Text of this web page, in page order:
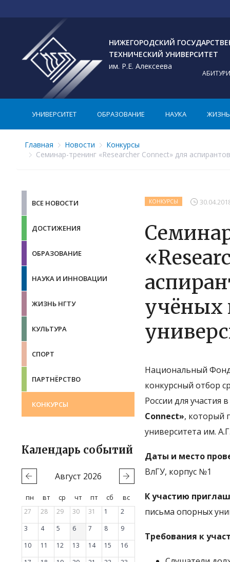
НИЖЕГОРОДСКИЙ
ТЕХНИЧЕСКИЙ УНИВЕРСИТЕТ
им. Р.Е. Алексеева
УНИВЕРСИТЕТ ОБРАЗОВАНИЕ НАУКА ЖИЗНЬ
Главная Новости
Конкурсы
Семинар-тренинг «Researcher Connect» для
ВСЕ НОВОСТИ
ДОСТИЖЕНИЯ
ОБРАЗОВАНИЕ
НАУКА И ИННОВАЦИИ
ЖИЗНЬ НГТУ
КУЛЬТУРА
СПОРТ
ПАРТНЁРСТВО
КОНКУРСЫ
Календарь событий
Август 2026
пн вт ср чт пт сб
вс
27
28 29 30 31 1
2
3
4 5 6 7 8
9
10
11 12 13 14 15
16
КОНКУРСЫ
учёных
Национальный Фонд
конкурсный отбор
России для участия в
Connect», который
университета им.
Даты и место
ВлГУ, корпус №1
К участию
письма опорных
Требования к